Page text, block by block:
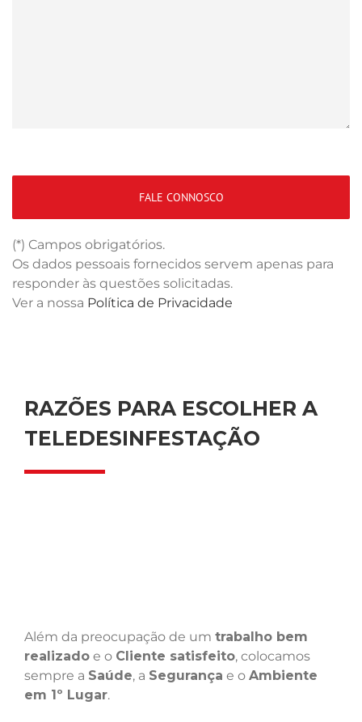
(*) Campos obrigatórios.
Os dados pessoais fornecidos servem apenas para
responder às questões solicitadas.
Ver a nossa Política de Privacidade
RAZÕES PARA ESCOLHER A
TELEDESINFESTAÇÃO
Além da preocupação de um trabalho bem
realizado e o Cliente satisfeito, colocamos
sempre a Saúde, a Segurança e o Ambiente
em 1º Lugar.